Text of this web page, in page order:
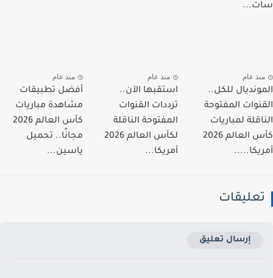
عام
للكل..
المفتوحة
لمباريات
كأس العالم 2026
منذ عام
استقبها الآن..
ترددات القنوات
المفتوحة الناقلة
لكأس العالم 2026
أمريكا...
منذ عام
أفضل تطبيقات
مشاهدة مباريات
كأس العالم 2026
مجانًا.. تحميل
ياسين...
إرسال تعليق